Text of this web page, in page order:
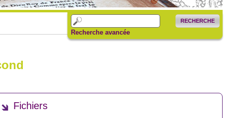
RECHERCHE
Recherche avancée
Fichiers